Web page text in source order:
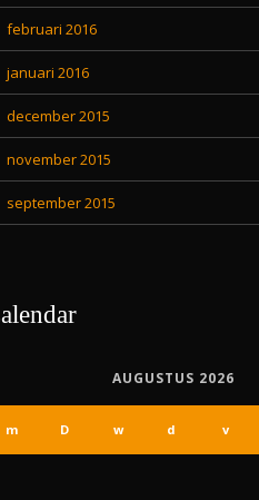
februari 2016
januari 2016
december 2015
november 2015
september 2015
AUGUSTUS 2026
m D w d v